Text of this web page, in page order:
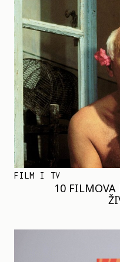
FILM I TV
10 FILMOVA